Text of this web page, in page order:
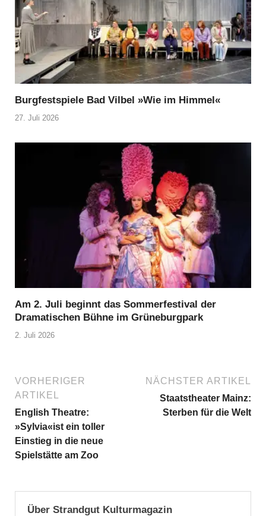
Burgfestspiele Bad Vilbel »Wie im Himmel«
27. Juli 2026
Am 2. Juli beginnt das Sommerfestival der
Dramatischen Bühne im Grüneburgpark
2. Juli 2026
VORHERIGER
ARTIKEL
English Theatre:
»Sylvia«ist ein toller
Einstieg in die neue
Spielstätte am Zoo
NÄCHSTER ARTIKEL
Staatstheater Mainz:
Sterben für die Welt
Über Strandgut Kulturmagazin